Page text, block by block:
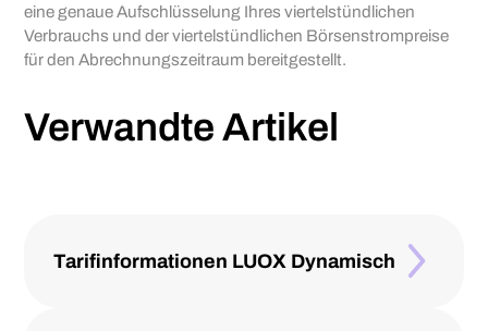
eine genaue Aufschlüsselung Ihres viertelstündlichen
Verbrauchs und der viertelstündlichen Börsenstrompreise
für den Abrechnungszeitraum bereitgestellt.
Verwandte Artikel
Tarifinformationen LUOX Dynamisch